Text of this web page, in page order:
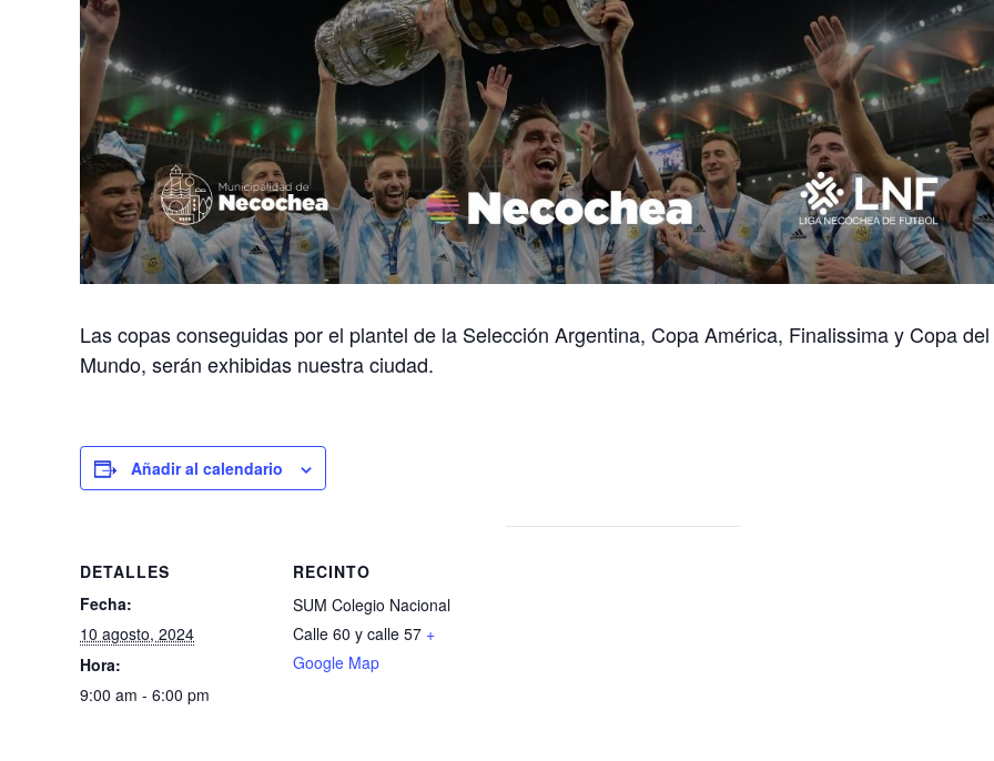
Las copas conseguidas por el plantel de la Selección Argentina, Copa América, Finalissima y Copa del
Mundo, serán exhibidas nuestra ciudad.
Añadir al calendario
DETALLES
Fecha:
10 agosto, 2024
Hora:
9:00 am - 6:00 pm
RECINTO
SUM Colegio Nacional
Calle 60 y calle 57 +
Google Map